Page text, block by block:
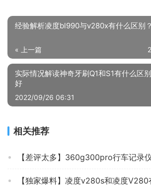
经验解析凌度bl990与v280x有什么区别
« 上一篇
实际情况解读神奇牙刷Q1和S1有什么区
好
2022/09/26 06:31
相关推荐